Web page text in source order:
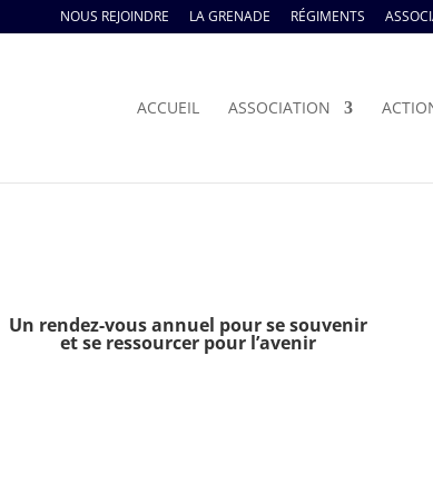
NOUS REJOINDRE LA GRENADE RÉGIMENTS
ACCUEIL ASSOCIATION
Un rendez-vous annuel pour se souvenir
et se ressourcer pour l’avenir